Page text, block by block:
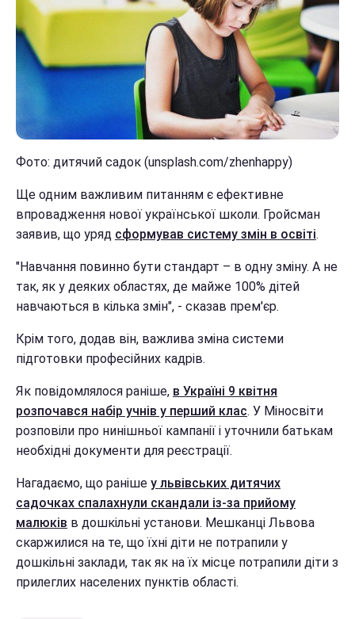
Фото: дитячий садок (unsplash.com/zhenhappy)
Ще одним важливим питанням є ефективне
впровадження нової української школи. Гройсман
заявив, що уряд сформував систему змін в освіті.
"Навчання повинно бути стандарт – в одну зміну. А не
так, як у деяких областях, де майже 100% дітей
навчаються в кілька змін", - сказав прем'єр.
Крім того, додав він, важлива зміна системи
підготовки професійних кадрів.
Як повідомлялося раніше, в Україні 9 квітня
розпочався набір учнів у перший клас. У Міносвіти
розповіли про нинішньої кампанії і уточнили батькам
необхідні документи для реєстрації.
Нагадаємо, що раніше у львівських дитячих
садочках спалахнули скандали із-за прийому
малюків в дошкільні установи. Мешканці Львова
скаржилися на те, що їхні діти не потрапили у
дошкільні заклади, так як на їх місце потрапили діти з
прилеглих населених пунктів області.